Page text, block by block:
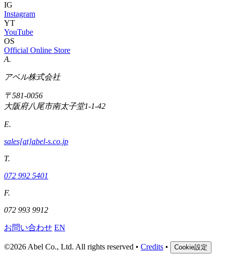
IG
Instagram
YT
YouTube
OS
Official Online Store
A.
アベル株式会社
〒581-0056
大阪府八尾市南太子堂1-1-42
E.
sales[at]abel-s.co.jp
T.
072 992 5401
F.
072 993 9912
お問い合わせ EN
©2026 Abel Co., Ltd. All rights reserved • Credits • Cookie設定